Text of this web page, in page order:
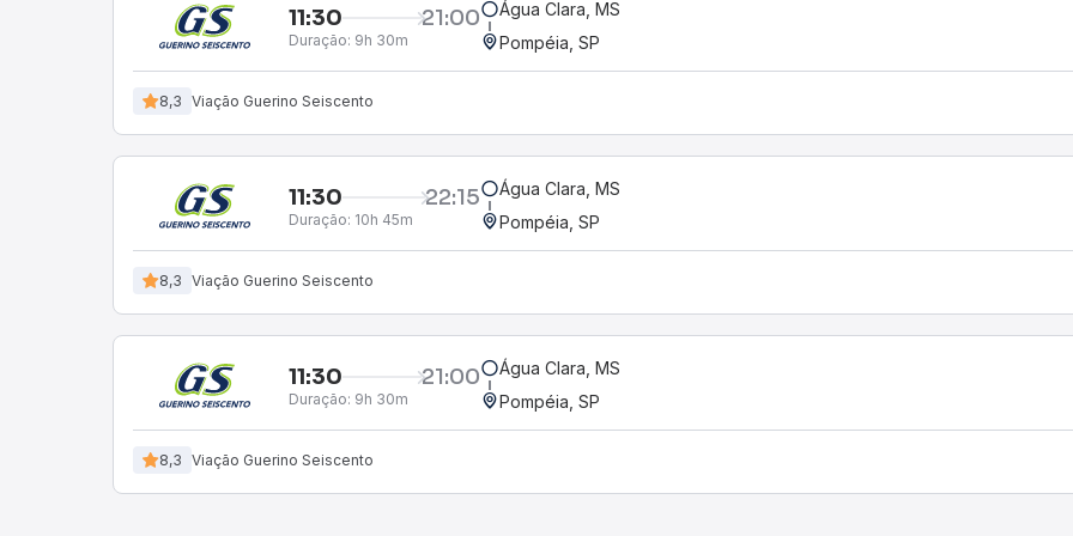
11:30 21:00
Duração: 9h 30m
Água Clara, MS
Pompéia, SP
8,3 Viação Guerino Seiscento
11:30 22:15
Duração: 10h 45m
Água Clara, MS
Pompéia, SP
8,3 Viação Guerino Seiscento
11:30 21:00
Duração: 9h 30m
Água Clara, MS
Pompéia, SP
8,3 Viação Guerino Seiscento